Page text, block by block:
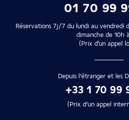
01 70 99
Réservations 7j/7 du lundi au vendredi
dimanche de 10h
(Prix d'un appel
Depuis l’étranger et les
+33 1 70 99
(Prix d’un appel